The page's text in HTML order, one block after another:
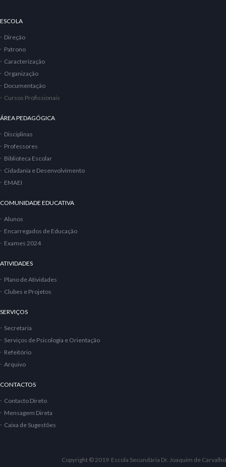
ESCOLA
Direção
Patrono
Caracterização
Organização
Documentação
Cursos Profissionais
ÁREA PEDAGÓGICA
Disciplinas
Professores
Biblioteca Escolar
Cidadania e Desenvolvimento
EMAEI
COMUNIDADE EDUCATIVA
Alunos
Encarregados de Educação
Exames 2024
ATIVIDADES
Plano de Atividades
Clubes e Projetos
SERVIÇOS
Secretaria
Serviços de Psicologia e Orientação
Refeitório
Arquivo
CONTACTOS
Contacto Direto
Mensagem Direta
Caixa de Sugestões
Copyright © 2019 Escola Secundária Dr. Joaquim de Carvalho